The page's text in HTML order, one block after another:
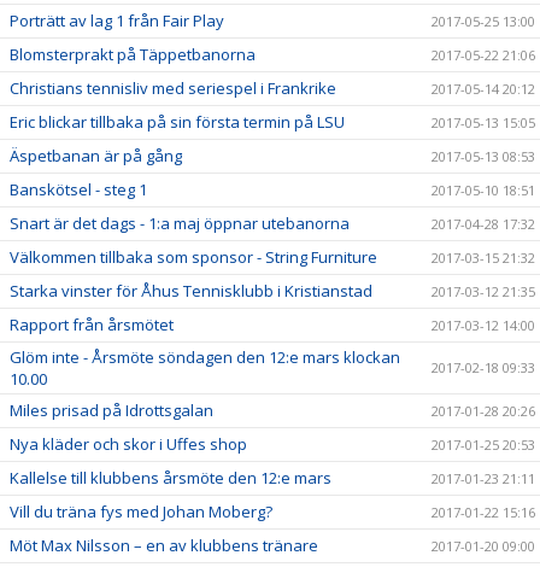
Porträtt av lag 1 från Fair Play 2017-05-25 13:00
Blomsterprakt på Täppetbanorna 2017-05-22 21:06
Christians tennisliv med seriespel i Frankrike 2017-05-14 20:12
Eric blickar tillbaka på sin första termin på LSU 2017-05-13 15:05
Äspetbanan är på gång 2017-05-13 08:53
Banskötsel - steg 1 2017-05-10 18:51
Snart är det dags - 1:a maj öppnar utebanorna 2017-04-28 17:32
Välkommen tillbaka som sponsor - String Furniture 2017-03-15 21:32
Starka vinster för Åhus Tennisklubb i Kristianstad 2017-03-12 21:35
Rapport från årsmötet 2017-03-12 14:00
Glöm inte - Årsmöte söndagen den 12:e mars klockan
10.00
2017-02-18 09:33
Miles prisad på Idrottsgalan 2017-01-28 20:26
Nya kläder och skor i Uffes shop 2017-01-25 20:53
Kallelse till klubbens årsmöte den 12:e mars 2017-01-23 21:11
Vill du träna fys med Johan Moberg? 2017-01-22 15:16
Möt Max Nilsson – en av klubbens tränare 2017-01-20 09:00